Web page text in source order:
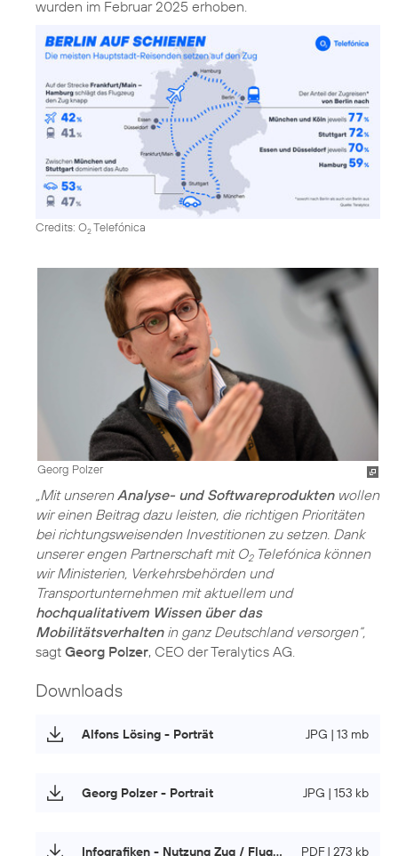
wurden im Februar 2025 erhoben.
Credits: O2Telefónica
Georg Polzer
„Mit unserenAnalyse- und Softwareproduktenwollen
wir einen Beitrag dazu leisten, die richtigen Prioritäten
bei richtungsweisenden Investitionen zu setzen. Dank
unserer engen Partnerschaft mit O2Telefónica können
wir Ministerien, Verkehrsbehörden und
Transportunternehmen mit aktuellem und
hochqualitativem Wissen über das
Mobilitätsverhaltenin ganz Deutschland versorgen“,
sagt Georg Polzer, CEO der Teralytics AG.
Downloads
Alfons Lösing - Porträt JPG | 13 mb
Georg Polzer - Portrait JPG | 153 kb
Infografiken - Nutzung Zug / Flugzeug / Auto PDF | 273 kb